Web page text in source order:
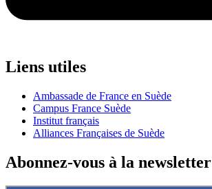
Liens utiles
Ambassade de France en Suède
Campus France Suède
Institut français
Alliances Françaises de Suède
Abonnez-vous à la newsletter